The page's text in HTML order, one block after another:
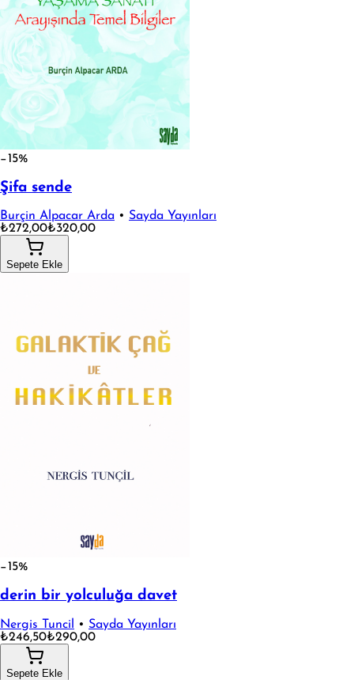
−15%
Şifa sende
Burçin Alpacar Arda • Sayda Yayınları
₺272,00₺320,00
Sepete Ekle
−15%
derin bir yolculuğa davet
Nergis Tuncil • Sayda Yayınları
₺246,50₺290,00
Sepete Ekle